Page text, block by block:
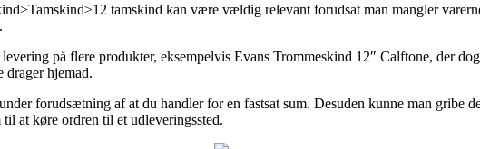
tamskind kan være vældig relevant forudsat man mangler
på flere produkter, eksempelvis Evans Trommeskind 12″ Calftone, der
drager hjemad.
forudsætning af at du handler for en fastsat sum. Desuden kunne man gribe
at køre ordren til et udleveringssted.